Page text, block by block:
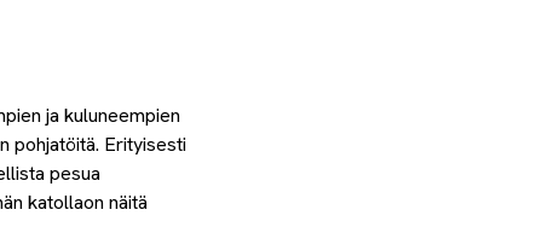
ja kuluneempien
pohjatöitä. Erityisesti
pesua
katollaon näitä